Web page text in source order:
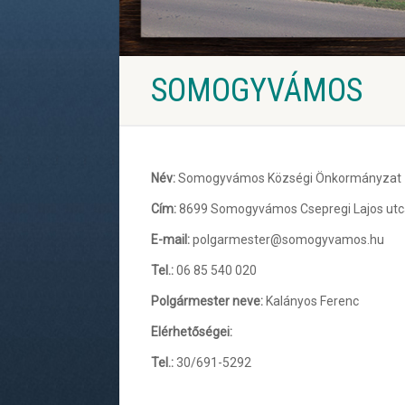
SOMOGYVÁMOS
Név:Somogyvámos Községi Önkormányzat
Cím:8699 Somogyvámos Csepregi Lajos
E-mail:polgarmester@somogyvamos.hu
Tel.:06 85 540 020
Polgármester neve: Kalányos Ferenc
Elérhetőségei:
Tel.: 30/691-5292